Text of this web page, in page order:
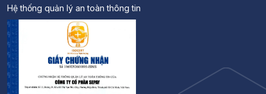
Hệ thống quản lý an toàn thông tin